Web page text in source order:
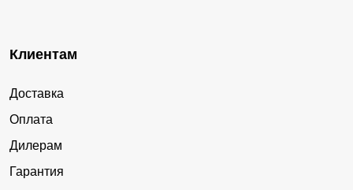
Клиентам
Доставка
Оплата
Дилерам
Гарантия